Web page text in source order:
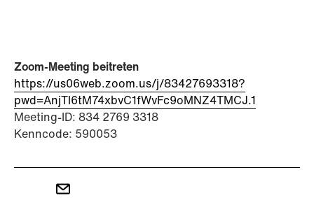
Zoom-Meeting beitreten
https://us06web.zoom.us/j/83427693318?
pwd=AnjTl6tM74xbvC1fWvFc9oMNZ4TMCJ.1
Meeting-ID: 834 2769 3318
Kenncode: 590053